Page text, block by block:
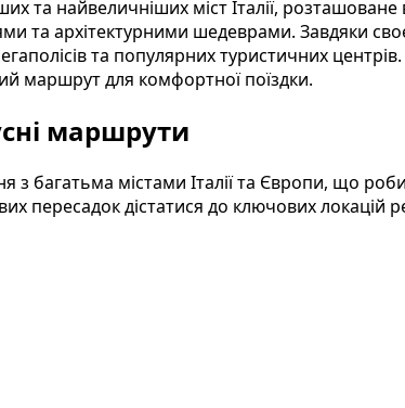
та найвеличніших міст Італії,
та архітектурними шедеврами. Завдяки
мегаполісів та популярних туристичних
маршрут для комфортної поїздки.
маршрути
з багатьма містами Італії та Європи, що
пересадок дістатися до ключових локацій